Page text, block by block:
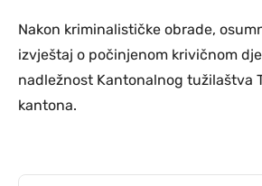
Nakon kriminalističke obrade,
izvještaj o počinjenom krivičnom
nadležnost Kantonalnog tužilaštva
kantona.